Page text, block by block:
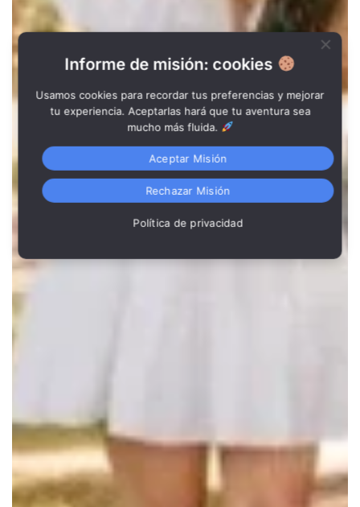
Informe de misión: cookies
Usamos cookies para recordar tus preferencias y mejorar
tu experiencia. Aceptarlas hará que tu aventura sea
mucho más fluida.
Aceptar Misión
Rechazar Misión
Política de privacidad